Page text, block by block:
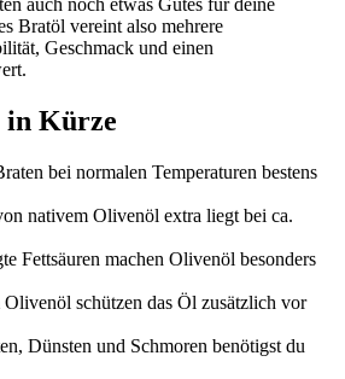
auch noch etwas Gutes für deine
Bratöl vereint also mehrere
Geschmack und einen
in Kürze
bei normalen Temperaturen bestens
nativem Olivenöl extra liegt bei ca.
Fettsäuren machen Olivenöl besonders
schützen das Öl zusätzlich vor
Dünsten und Schmoren benötigst du